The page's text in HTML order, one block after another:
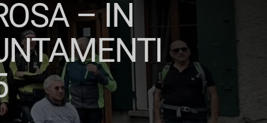
– IN